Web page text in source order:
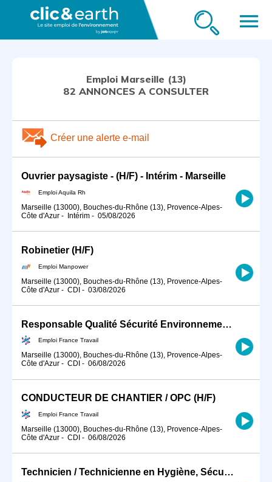
menu
Emploi Marseille (13)
82 ANNONCES A CONSULTER
Créer une alerte e-mail
Ouvrier paysagiste - (H/F) - Intérim - Marseille
Emploi Aquila Rh
Marseille (13000), Bouches-du-Rhône (13), Provence-Alpes-
Côte d'Azur - Intérim - 05/08/2026
Robinetier (H/F)
Emploi Manpower
Marseille (13000), Bouches-du-Rhône (13), Provence-Alpes-
Côte d'Azur - CDI - 03/08/2026
Responsable Qualité Sécurité Environnement -QSE- en industrie (H/F)
Emploi France Travail
Marseille (13000), Bouches-du-Rhône (13), Provence-Alpes-
Côte d'Azur - CDI - 06/08/2026
CONDUCTEUR DE CHANTIER / OPC (H/F)
Emploi France Travail
Marseille (13000), Bouches-du-Rhône (13), Provence-Alpes-
Côte d'Azur - CDI - 06/08/2026
Technicien / Technicienne en Hygiène, Sécurité, Environnement ind (H/F)